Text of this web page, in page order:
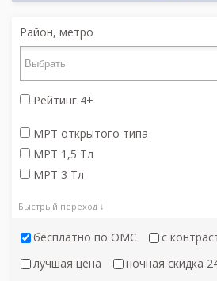
Район, метро
Рейтинг 4+
МРТ открытого типа
МРТ 1,5 Тл
МРТ 3 Тл
Быстрый переход ↓
бесплатно по ОМС
с
лучшая цена
ночная скидка